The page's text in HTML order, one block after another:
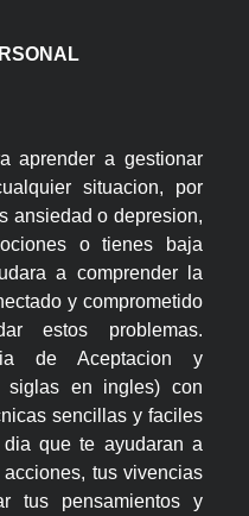
aprender a gestionar
situacion, por
ansiedad o depresion,
o tienes baja
a comprender la
y comprometido
estos problemas.
de Aceptacion y
siglas en ingles) con
sencillas y faciles
que te ayudaran a
tus vivencias
tus pensamientos y